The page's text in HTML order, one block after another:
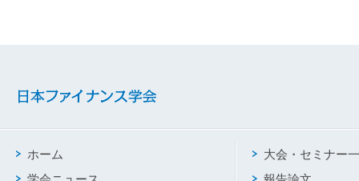
ホーム
大会・セミナー